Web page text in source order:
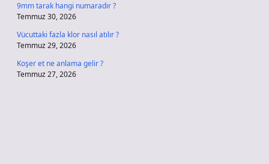
9mm tarak hangi numaradır ?
Temmuz 30, 2026
Vücuttaki fazla klor nasıl atılır ?
Temmuz 29, 2026
Koşer et ne anlama gelir ?
Temmuz 27, 2026